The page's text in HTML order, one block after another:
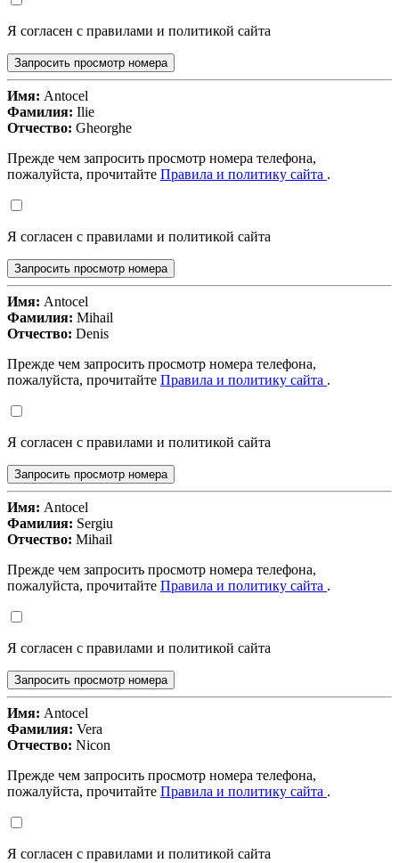
Я согласен с правилами и политикой сайта
Запросить просмотр номера
Имя: Antocel
Фамилия: Ilie
Отчество: Gheorghe
Прежде чем запросить просмотр номера телефона,
пожалуйста, прочитайте Правила и политику сайта .
Я согласен с правилами и политикой сайта
Запросить просмотр номера
Имя: Antocel
Фамилия: Mihail
Отчество: Denis
Прежде чем запросить просмотр номера телефона,
пожалуйста, прочитайте Правила и политику сайта .
Я согласен с правилами и политикой сайта
Запросить просмотр номера
Имя: Antocel
Фамилия: Sergiu
Отчество: Mihail
Прежде чем запросить просмотр номера телефона,
пожалуйста, прочитайте Правила и политику сайта .
Я согласен с правилами и политикой сайта
Запросить просмотр номера
Имя: Antocel
Фамилия: Vera
Отчество: Nicon
Прежде чем запросить просмотр номера телефона,
пожалуйста, прочитайте Правила и политику сайта .
Я согласен с правилами и политикой сайта